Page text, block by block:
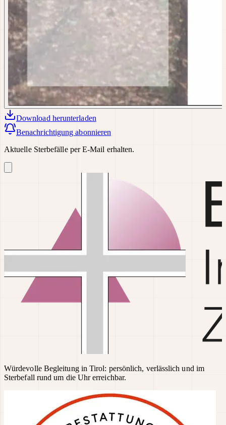
Download herunterladen
Benachrichtigung abonnieren
Aktuelle Sterbefälle per E-Mail erhalten.
Würdevolle Begleitung in Tirol: persönlich, verlässlich und im
Sterbefall rund um die Uhr erreichbar.